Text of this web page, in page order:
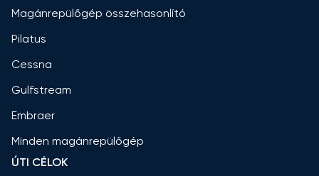
Magánrepülőgép összehasonlító
Pilatus
Cessna
Gulfstream
Embraer
Minden magánrepülőgép
ÚTI CÉLOK